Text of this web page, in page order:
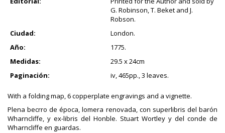
G. Robinson, T. Beket and J.
Robson.
Ciudad:
London.
Año:
1775.
Medidas:
29.5 x 24cm
Paginación:
iv, 465pp., 3 leaves.
With a folding map, 6 copperplate engravings and a vignette.
Plena becrro de época, lomera renovada, con superlibris del barón
Wharncliffe, y ex-libris del Honble. Stuart Wortley y del conde de
Wharncliffe en guardas.